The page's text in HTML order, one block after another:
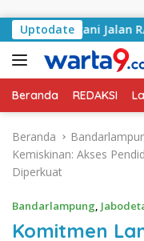
Uptodate
Jalan RA Basyid,
Beranda REDAKSI
Beranda
Kemiskinan: Akses
Diperkuat
Bandarlampung,
Komitmen